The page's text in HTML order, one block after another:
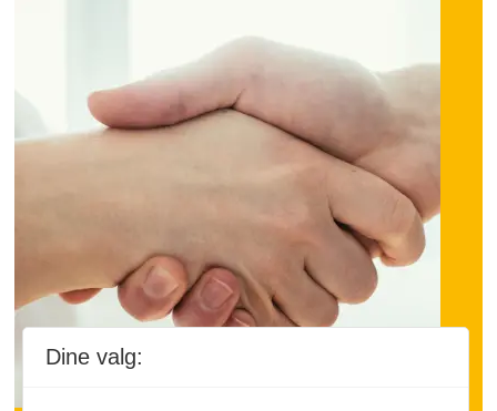
Dine valg: